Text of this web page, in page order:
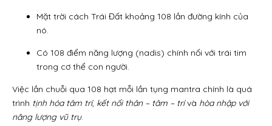
Mặt trời cách Trái Đất khoảng 108 lần đường kính của
nó.
Có 108 điểm năng lượng (nadis) chính nối với trái tim
trong cơ thể con người.
Việc lần chuỗi qua 108 hạt mỗi lần tụng mantra chính là quá
trình tịnh hóa tâm trí, kết nối thân – tâm – trívà hòa nhập với
năng lượng vũ trụ.